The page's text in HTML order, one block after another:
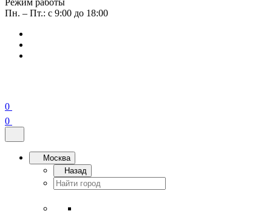
Режим работы
Пн. – Пт.: с 9:00 до 18:00
0
0
Москва
Назад